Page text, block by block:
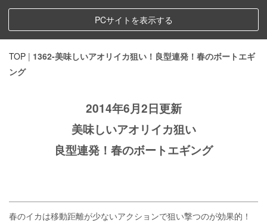
PCサイトを表示する
TOP | 1362-美味しいアオリイカ狙い！良型連発！春のボートエギ
ング
2014年6月2日更新
美味しいアオリイカ狙い
良型連発！春のボートエギング
春のイカは移動距離が少ないアクションで狙い撃つのが効果的！